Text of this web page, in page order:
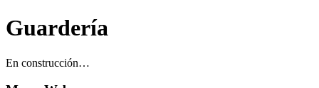
Guardería
En construcción…